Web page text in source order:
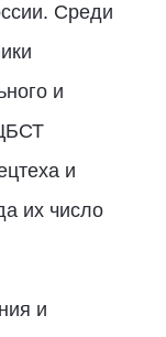
Среди
и
и
их число
и